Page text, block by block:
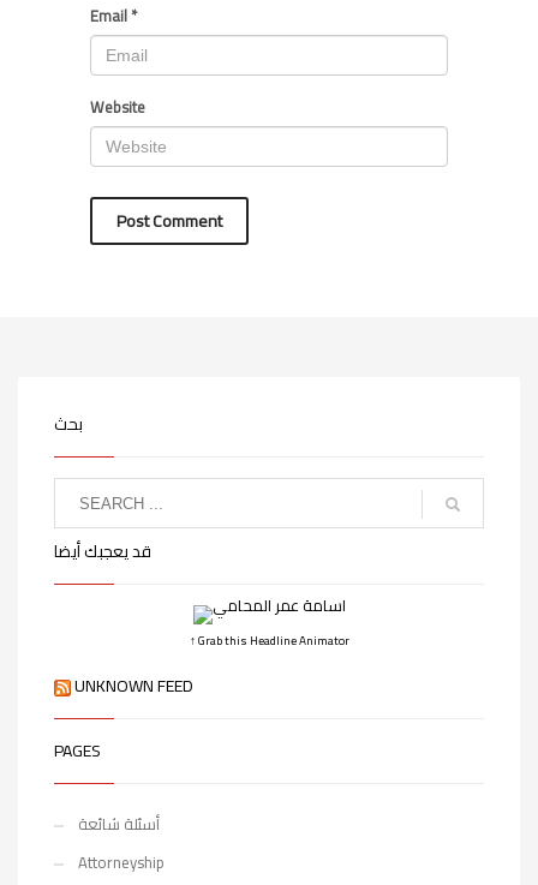
Email*
Website
بحث
قد يعجبك أيضا
↑ Grab this Headline Animator
UNKNOWN FEED
PAGES
أسئلة شائعة
Attorneyship